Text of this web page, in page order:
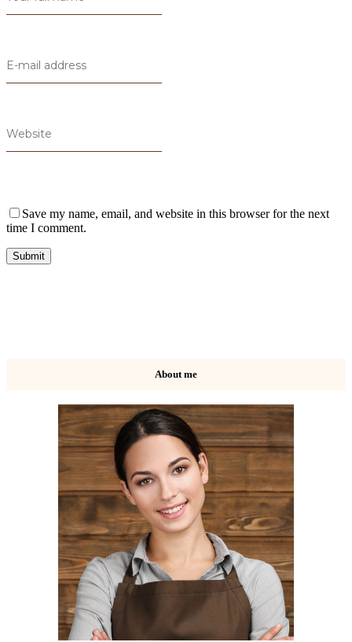
Save my name, email, and website in this browser for the next
time I comment.
About me